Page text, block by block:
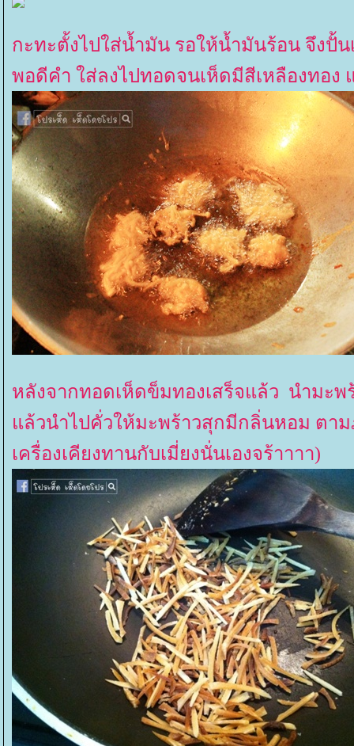
กะทะตั้งไปใส่น้ำมัน รอให้น้ำมันร้อน จึงปั้
พอดีคำ ใส่ลงไปทอดจนเห็ดมีสีเหลืองทอง
หลังจากทอดเห็ดข็มทองเสร็จแล้ว นำมะพ
ล้วนำไปคั่วให้มะพร้าวสุกมีกลิ่นหอม ตาม
เครื่องเคียงทานกับเมี่ยงนั่นเองจร้าาาา)